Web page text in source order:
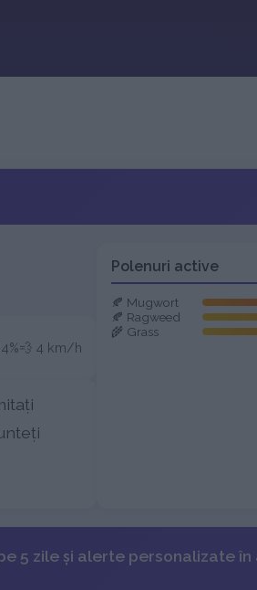
💨 4 km/h
Polenuri active
🍂 Mugwort
🍂 Ragweed
🌾 Grass
5 zile și alerte personalizate